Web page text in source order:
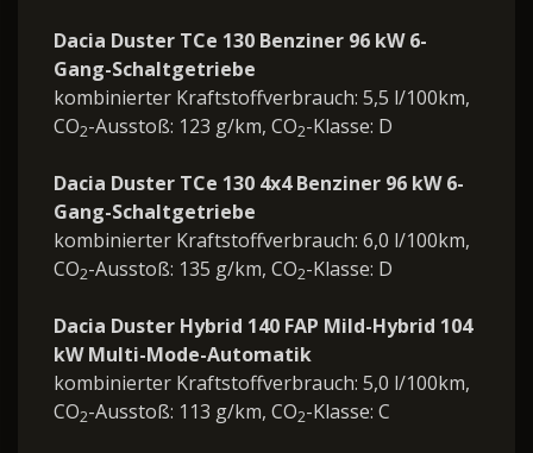
Dacia Duster TCe 130 Benziner 96 kW 6-
Gang-Schaltgetriebe
kombinierter Kraftstoffverbrauch: 5,5 l/100km,
CO2-Ausstoß: 123 g/km, CO2-Klasse: D
Dacia Duster TCe 130 4x4 Benziner 96 kW 6-
Gang-Schaltgetriebe
kombinierter Kraftstoffverbrauch: 6,0 l/100km,
CO2-Ausstoß: 135 g/km, CO2-Klasse: D
Dacia Duster Hybrid 140 FAP Mild-Hybrid 104
kW Multi-Mode-Automatik
kombinierter Kraftstoffverbrauch: 5,0 l/100km,
CO2-Ausstoß: 113 g/km, CO2-Klasse: C